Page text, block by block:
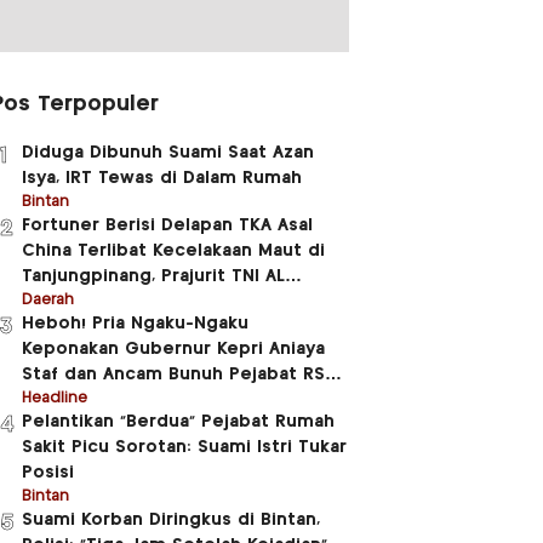
Terpopuler
Diduga Dibunuh Suami Saat Azan
Isya, IRT Tewas di Dalam Rumah
Bintan
Fortuner Berisi Delapan TKA Asal
China Terlibat Kecelakaan Maut di
Tanjungpinang, Prajurit TNI AL
Meninggal Dunia
Daerah
Heboh! Pria Ngaku-Ngaku
Keponakan Gubernur Kepri Aniaya
Staf dan Ancam Bunuh Pejabat RSUD
RAT
Headline
Pelantikan “Berdua” Pejabat Rumah
Sakit Picu Sorotan: Suami Istri Tukar
Posisi
Bintan
Suami Korban Diringkus di Bintan,